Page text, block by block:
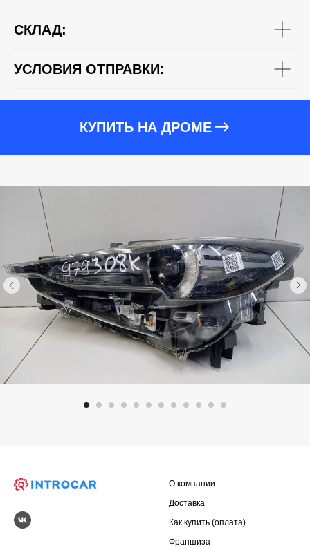
СКЛАД:
УСЛОВИЯ ОТПРАВКИ:
КУПИТЬ НА ДРОМЕ
О компании
Доставка
Как купить (оплата)
Франшиза